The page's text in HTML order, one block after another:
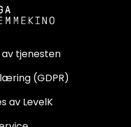
tjenesten
(GDPR)
av LevelK